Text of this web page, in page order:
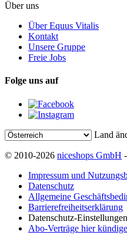
Über uns
Über Equus Vitalis
Kontakt
Unsere Gruppe
Freie Jobs
Folge uns auf
Land
© 2010-2026 niceshops GmbH
Impressum und
Datenschutz
Allgemeine
Barrierefreiheitserklärung
Datenschutz-Einstellungen
Abo-Verträge hier